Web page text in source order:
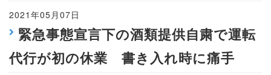
2021年05月07日
緊急事態宣言下の酒類提供自粛で運転
代行が初の休業 書き入れ時に痛手